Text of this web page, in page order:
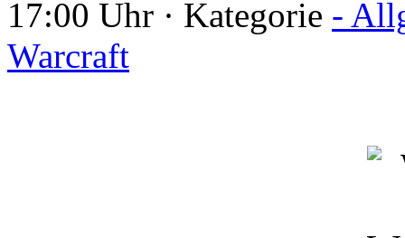
17:00 Uhr · Kategorie -
Warcraft